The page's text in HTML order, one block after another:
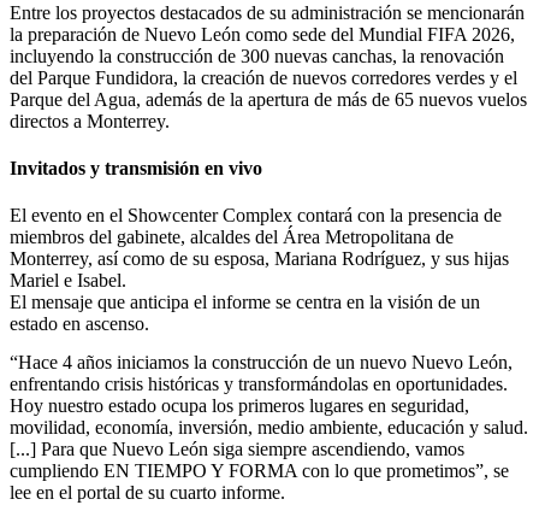
Entre los proyectos destacados de su administración se mencionarán
la preparación de Nuevo León como sede del Mundial FIFA 2026,
incluyendo la construcción de 300 nuevas canchas, la renovación
del Parque Fundidora, la creación de nuevos corredores verdes y el
Parque del Agua, además de la apertura de más de 65 nuevos vuelos
directos a Monterrey.
Invitados y transmisión en vivo
El evento en el Showcenter Complex contará con la presencia de
miembros del gabinete, alcaldes del Área Metropolitana de
Monterrey, así como de su esposa, Mariana Rodríguez, y sus hijas
Mariel e Isabel.
El mensaje que anticipa el informe se centra en la visión de un
estado en ascenso.
“Hace 4 años iniciamos la construcción de un nuevo Nuevo León,
enfrentando crisis históricas y transformándolas en oportunidades.
Hoy nuestro estado ocupa los primeros lugares en seguridad,
movilidad, economía, inversión, medio ambiente, educación y salud.
[...] Para que Nuevo León siga siempre ascendiendo, vamos
cumpliendo EN TIEMPO Y FORMA con lo que prometimos”, se
lee en el portal de su cuarto informe.